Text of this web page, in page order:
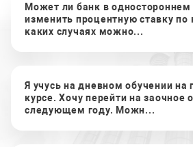
Может ли банк в одностороннем
изменить процентную ставку по
каких случаях можно...
Я учусь на дневном обучении на
курсе. Хочу перейти на заочное
следующем году. Можн...